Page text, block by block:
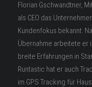
Florian Gschwandtner,
als CEO das
Kundenfokus bekannt.
Übernahme arbeitete er
breite Erfahrungen in
Runtastic hat er auch
im GPS Tracking für